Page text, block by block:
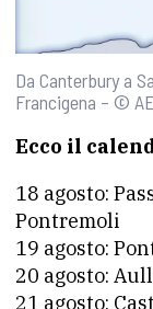
Da Canterbury a
Francigena – ©
Ecco il
18 agosto:
Pontremoli
19 agosto:
20 agosto:
21 agosto: